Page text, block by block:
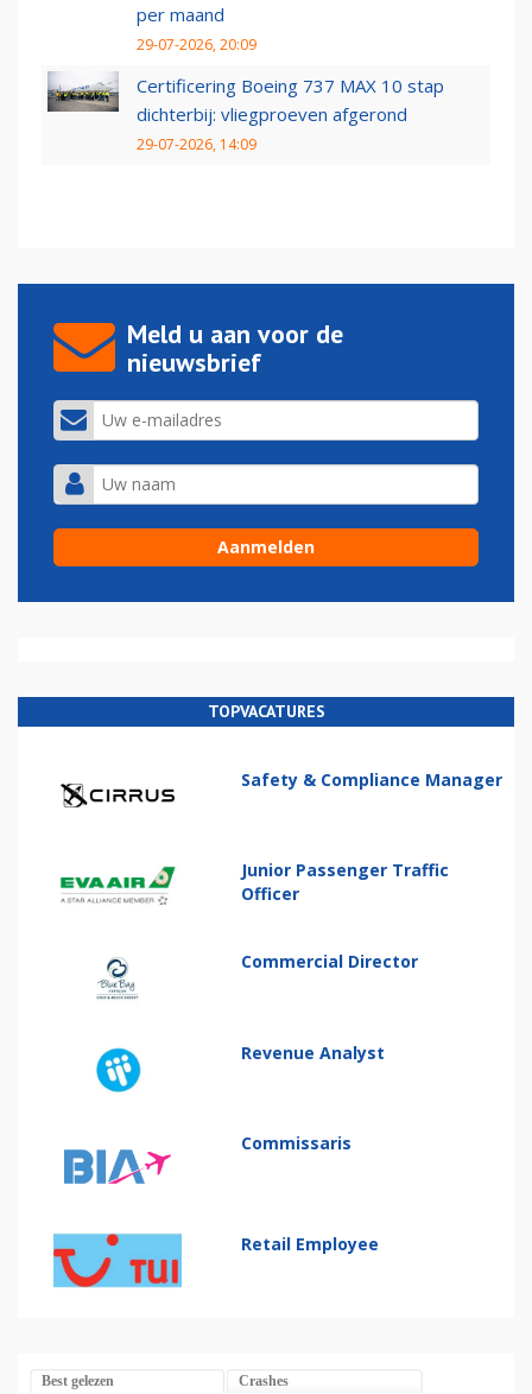
per maand
29-07-2026, 20:09
Certificering Boeing 737 MAX 10 stap
dichterbij: vliegproeven afgerond
29-07-2026, 14:09
Meld u aan voor de
nieuwsbrief
TOPVACATURES
Safety & Compliance Manager
Junior Passenger Traffic
Officer
Commercial Director
Revenue Analyst
Commissaris
Retail Employee
Best gelezen Crashes